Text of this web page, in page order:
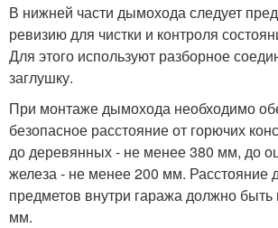
В нижней части дымохода следует
ревизию для чистки и контроля
Для этого используют разборное
заглушку.
При монтаже дымохода необходимо
безопасное расстояние от горючих
до деревянных - не менее 380 мм, до
железа - не менее 200 мм. Расстояние
предметов внутри гаража должно
мм.